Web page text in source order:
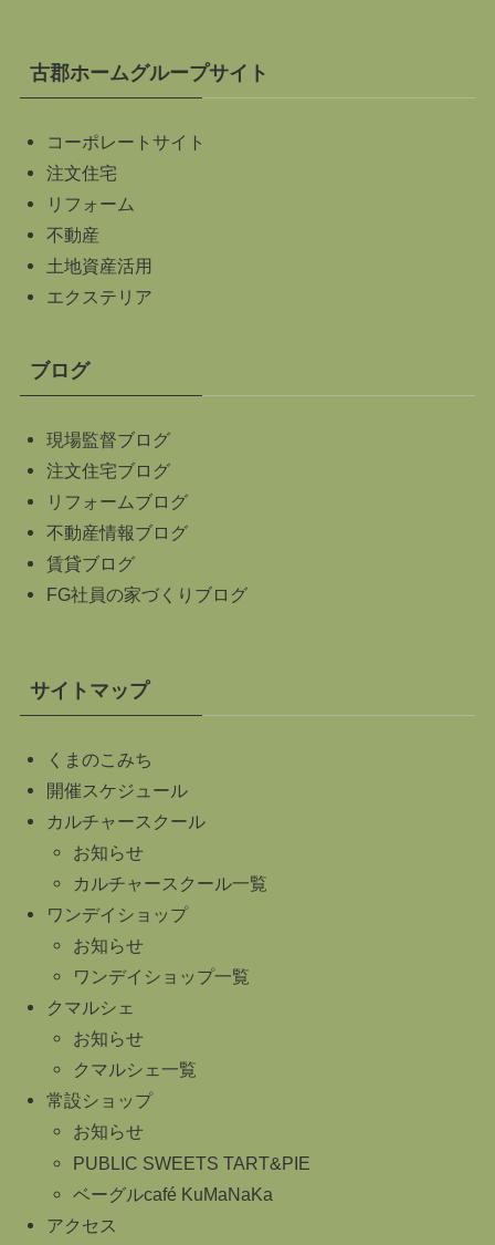
古郡ホームグループサイト
コーポレートサイト
注文住宅
リフォーム
不動産
土地資産活用
エクステリア
ブログ
現場監督ブログ
注文住宅ブログ
リフォームブログ
不動産情報ブログ
賃貸ブログ
FG社員の家づくりブログ
サイトマップ
くまのこみち
開催スケジュール
カルチャースクール
お知らせ
カルチャースクール一覧
ワンデイショップ
お知らせ
ワンデイショップ一覧
クマルシェ
お知らせ
クマルシェ一覧
常設ショップ
お知らせ
PUBLIC SWEETS TART&PIE
ベーグルcafé KuMaNaKa
アクセス